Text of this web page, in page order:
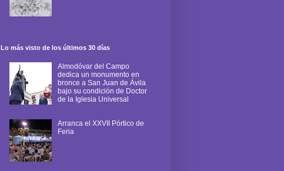
Lo más visto de los últimos 30 días
Almodóvar del Campo
dedica un monumento en
bronce a San Juan de Ávila
bajo su condición de Doctor
de la Iglesia Universal
Arranca el XXVII Pórtico de
Feria